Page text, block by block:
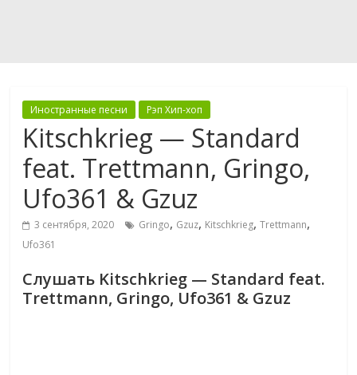
Иностранные песни Рэп Хип-хоп
Kitschkrieg — Standard
feat. Trettmann, Gringo,
Ufo361 & Gzuz
3 сентября, 2020 Gringo, Gzuz, Kitschkrieg,Trettmann,
Ufo361
Слушать Kitschkrieg — Standard feat.
Trettmann, Gringo, Ufo361 & Gzuz